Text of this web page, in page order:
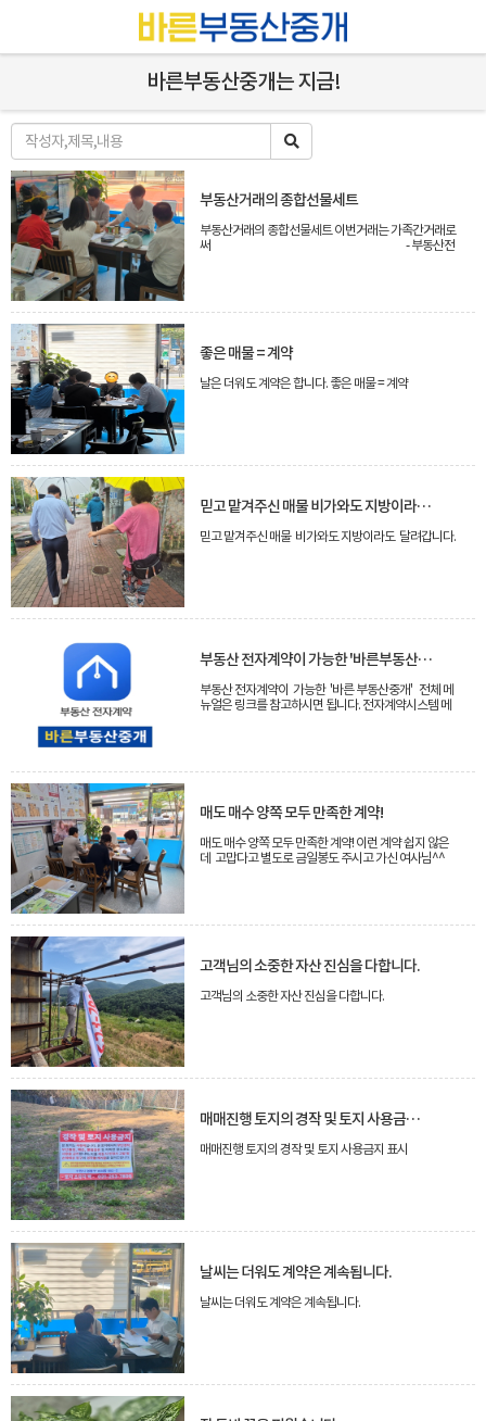
바른부동산중개는 지금!
부동산거래의 종합선물세트
부동산거래의 종합선물세트 이번거래는 가족간거래로
써 - 부동산전
좋은 매물 = 계약
날은 더워도 계약은 합니다. 좋은 매물 = 계약
믿고 맡겨주신 매물 비가와도 지방이라도 달려갑니다.
믿고 맡겨주신 매물 비가와도 지방이라도 달려갑니다.
부동산 전자계약이 가능한 '바른부동산중개'
부동산 전자계약이 가능한 '바른 부동산중개' 전체 메
뉴얼은 링크를 참고하시면 됩니다. 전자계약시스템 메
중개사 모두 인증서 등 필요한 부분과 진행상 처음 접하
는 아주쉽게 접근하실 수 있고 앞으로는 계약진행 대세
가 되지않을까합니다.
매도 매수 양쪽 모두 만족한 계약!
매도 매수 양쪽 모두 만족한 계약! 이런 계약 쉽지 않은
데 고맙다고 별도로 금일봉도 주시고 가신 여사님^^
고객님의 소중한 자산 진심을 다합니다.
고객님의 소중한 자산 진심을 다합니다.
매매진행 토지의 경작 및 토지 사용금지 표시
매매진행 토지의 경작 및 토지 사용금지 표시
날씨는 더워도 계약은 계속됩니다.
날씨는 더워도 계약은 계속됩니다.